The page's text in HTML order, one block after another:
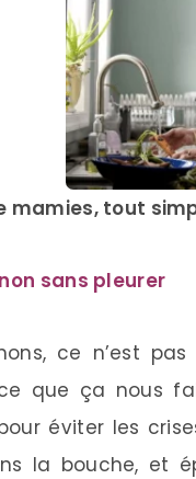
mamies, tout
sans pleurer
ce n’est
que ça nous
éviter les
la bouche, et